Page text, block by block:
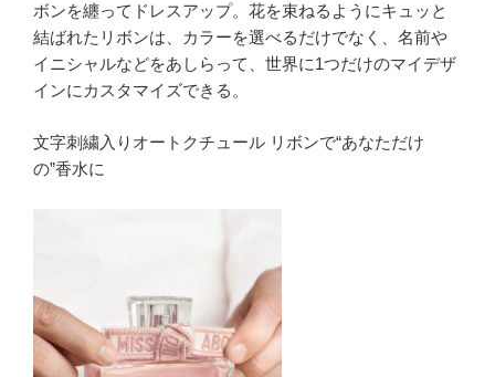
ボンを纏ってドレスアップ。花を束ねるようにキュッと
結ばれたリボンは、カラーを選べるだけでなく、名前や
イニシャルなどをあしらって、世界に1つだけのマイデザ
インにカスタマイズできる。
文字刺繍入りオートクチュール リボンで“あなただけ
の”香水に